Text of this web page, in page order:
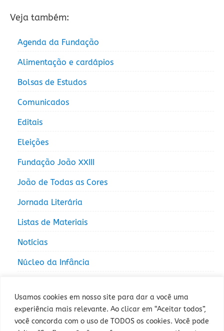
Usamos cookies em nosso site para dar a você uma
experiência mais relevante. Ao clicar em “Aceitar todos”,
você concorda com o uso de TODOS os cookies. Você pode
Veja também:
Agenda da Fundação
Alimentação e cardápios
Bolsas de Estudos
Comunicados
Editais
Eleições
Fundação João XXIII
João de Todas as Cores
Jornada Literária
Listas de Materiais
Notícias
Núcleo da Infância